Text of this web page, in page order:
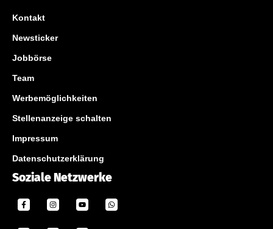
Kontakt
Newsticker
Jobbörse
Team
Werbemöglichkeiten
Stellenanzeige schalten
Impressum
Datenschutzerklärung
Soziale Netzwerke